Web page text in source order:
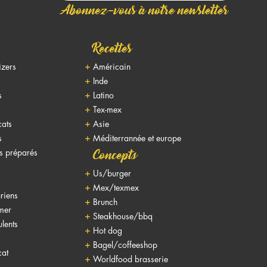
Abonnez-vous à notre newsletter
préparés
Recettes
Américain
Inde
Latino
Tex-mex
Asie
Méditerrannée et europe
Concepts
Us/burger
Mex/texmex
Brunch
Steakhouse/bbq
Hot dog
Bagel/coffeeshop
Worldfood brasserie